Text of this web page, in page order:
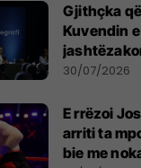
Gjithçka
Kuvendin e
së
30/07/2026
E rrëzoi
arriti ta
bie me